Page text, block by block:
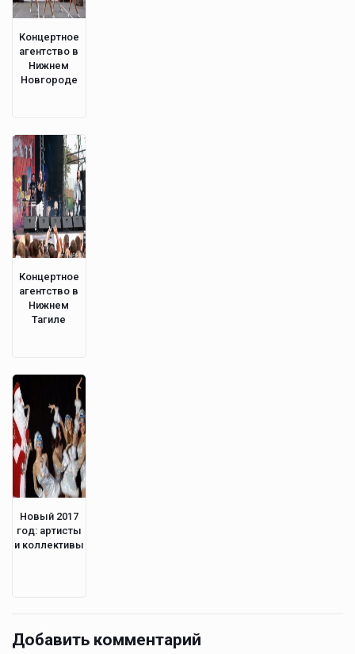
Концертное
агентство в
Нижнем
Новгороде
Концертное
агентство в
Нижнем
Тагиле
Новый 2017
год: артисты
и коллективы
Добавить комментарий